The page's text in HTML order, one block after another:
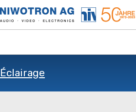
Éclairage